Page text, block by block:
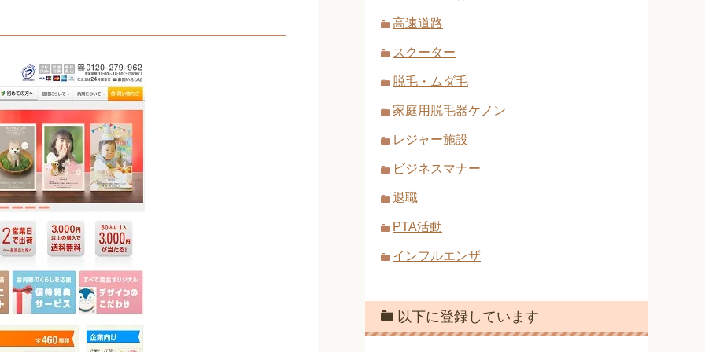
高速道路
スクーター
脱毛・ムダ毛
家庭用脱毛器ケノン
レジャー施設
ビジネスマナー
退職
PTA活動
インフルエンザ
以下に登録しています